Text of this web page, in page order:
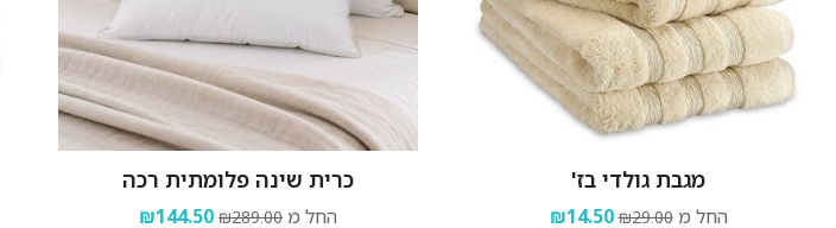
מגבת גולדי בז'
החל מ ₪29.00
₪14.50
כרית שינה פלומתית רכה
החל מ ₪289.00
₪144.50